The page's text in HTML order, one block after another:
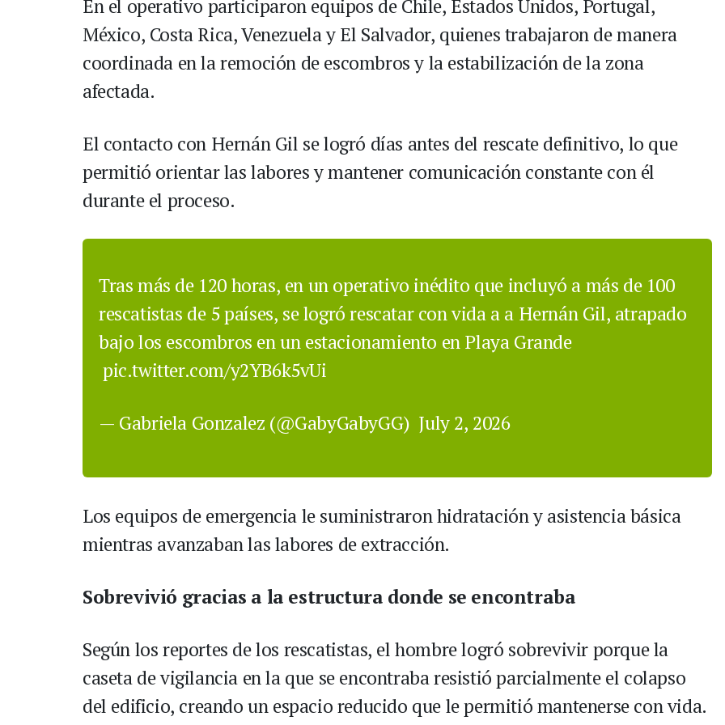
En el operativo participaron equipos de Chile, Estados Unidos, Portugal,
México, Costa Rica, Venezuela y El Salvador, quienes trabajaron de manera
coordinada en la remoción de escombros y la estabilización de la zona
afectada.
El contacto con Hernán Gil se logró días antes del rescate definitivo, lo que
permitió orientar las labores y mantener comunicación constante con él
durante el proceso.
Tras más de 120 horas, en un operativo inédito que incluyó a más de 100
rescatistas de 5 países, se logró rescatar con vida a a Hernán Gil, atrapado
bajo los escombros en un estacionamiento en Playa Grande
pic.twitter.com/y2YB6k5vUi
— Gabriela Gonzalez (@GabyGabyGG) July 2, 2026
Los equipos de emergencia le suministraron hidratación y asistencia básica
mientras avanzaban las labores de extracción.
Sobrevivió gracias a la estructura donde se encontraba
Según los reportes de los rescatistas, el hombre logró sobrevivir porque la
caseta de vigilancia en la que se encontraba resistió parcialmente el colapso
del edificio, creando un espacio reducido que le permitió mantenerse con vida.